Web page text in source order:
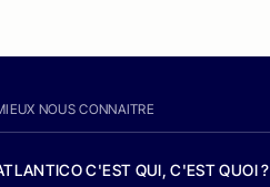
NOUS CONNAITRE
C'EST QUI, C'EST QUOI ?